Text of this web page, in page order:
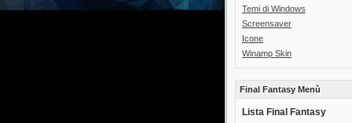
Temi di Windows
Screensaver
Icone
Winamp Skin
Final Fantasy Menù
Lista Final Fantasy